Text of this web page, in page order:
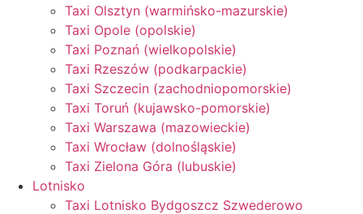
Taxi Olsztyn (warmińsko-mazurskie)
Taxi Opole (opolskie)
Taxi Poznań (wielkopolskie)
Taxi Rzeszów (podkarpackie)
Taxi Szczecin (zachodniopomorskie)
Taxi Toruń (kujawsko-pomorskie)
Taxi Warszawa (mazowieckie)
Taxi Wrocław (dolnośląskie)
Taxi Zielona Góra (lubuskie)
Lotnisko
Taxi Lotnisko Bydgoszcz Szwederowo